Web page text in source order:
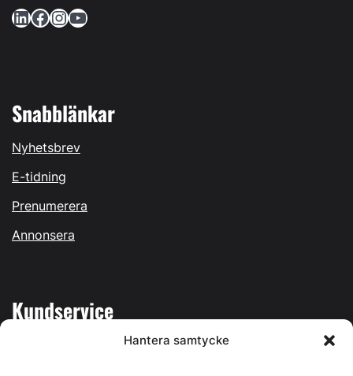
Hantera samtycke
LinkedIn Facebook InstagramYouTube
Snabblänkar
Nyhetsbrev
E-tidning
Prenumerera
Annonsera
Kundservice